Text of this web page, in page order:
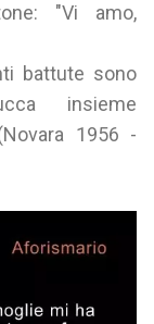
"Vi amo,
battute sono
insieme
1956 -